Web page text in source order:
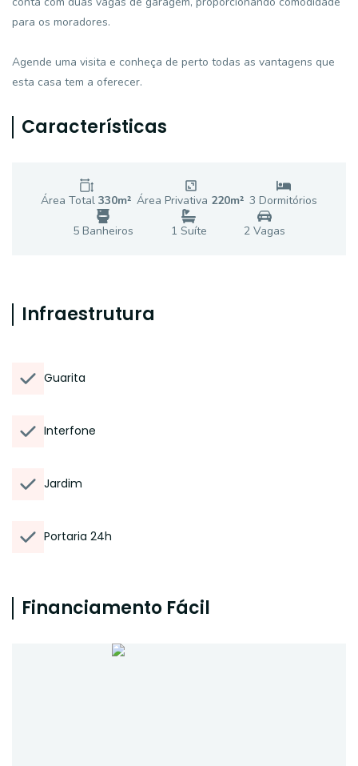
para os moradores.
Agende uma visita e conheça de perto todas as vantagens que
esta casa tem a oferecer.
Características
Área Total 330m² Área Privativa 220m² 3 Dormitórios
5 Banheiros 1 Suíte 2Vagas
Infraestrutura
Guarita
Interfone
Jardim
Portaria 24h
Financiamento Fácil